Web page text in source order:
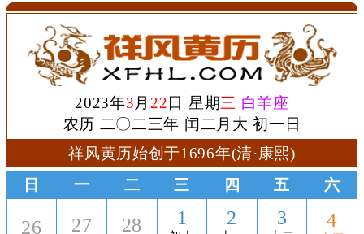
2023年3 月 22 日 星期三 白羊座
农历 二〇二三年 闰二月大 初一日
祥风黄历始创于1696年(清·康熙)
日
一 二 三 四 五 六
26 27 28 1 2 3 4